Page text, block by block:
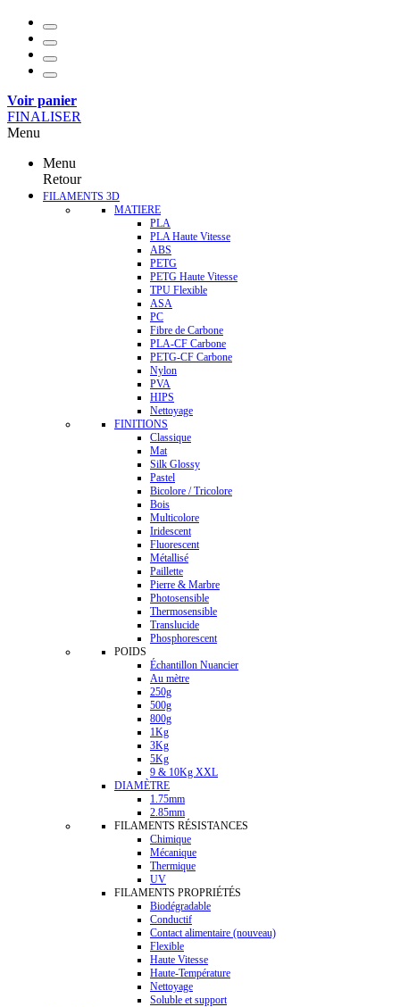
Voir panier
FINALISER
Menu
Menu
Retour
FILAMENTS 3D
MATIERE
PLA
PLA Haute Vitesse
ABS
PETG
PETG Haute Vitesse
TPU Flexible
ASA
PC
Fibre de Carbone
PLA-CF Carbone
PETG-CF Carbone
Nylon
PVA
HIPS
Nettoyage
FINITIONS
Classique
Mat
Silk Glossy
Pastel
Bicolore / Tricolore
Bois
Multicolore
Iridescent
Fluorescent
Métallisé
Paillette
Pierre & Marbre
Photosensible
Thermosensible
Translucide
Phosphorescent
POIDS
Échantillon Nuancier
Au mètre
250g
500g
800g
1Kg
3Kg
5Kg
9 & 10Kg XXL
DIAMÈTRE
1.75mm
2.85mm
FILAMENTS RÉSISTANCES
Chimique
Mécanique
Thermique
UV
FILAMENTS PROPRIÉTÉS
Biodégradable
Conductif
Contact alimentaire (nouveau)
Flexible
Haute Vitesse
Haute-Température
Nettoyage
Soluble et support